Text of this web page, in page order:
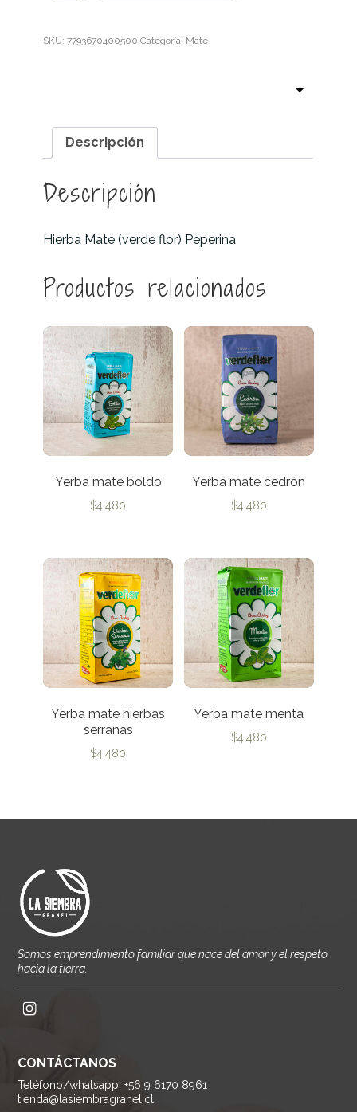
Peperina
SKU:7793670400500 Categoría: Mate
Descripción
Descripción
Hierba Mate (verde flor) Peperina
Productos relacionados
Yerba mate boldo
$4.480
Yerba mate cedrón
$4.480
Yerba mate hierbas
serranas
$4.480
Yerba mate menta
$4.480
Somos emprendimiento familiar que nace del amor y el respeto
hacia la tierra.
CONTÁCTANOS
Teléfono/whatsapp: +56 9 6170 8961
tienda@lasiembragranel.cl